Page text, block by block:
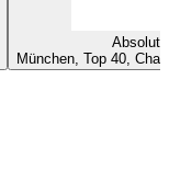
Absolut
München, Top 40,